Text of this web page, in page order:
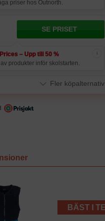
priser hos Outnorth.
SE PRISET
i
– Upp till 50 %
produkter inför skolstarten.
Fler köpalternativ
BÄST I